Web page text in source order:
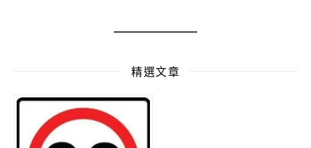
精選文章